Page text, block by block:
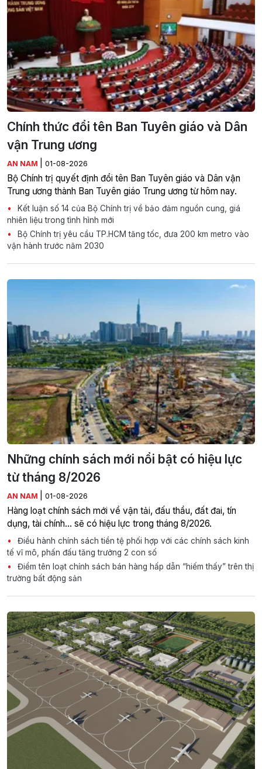
Chính thức đổi tên Ban Tuyên giáo và Dân
vận Trung ương
AN NAM 01-08-2026
Bộ Chính trị quyết định đổi tên Ban Tuyên giáo và Dân vận
Trung ương thành Ban Tuyên giáo Trung ương từ hôm nay.
Kết luận số 14 của Bộ Chính trị về bảo đảm nguồn cung, giá
nhiên liệu trong tình hình mới
Bộ Chính trị yêu cầu TP.HCM tăng tốc, đưa 200 km metro vào
vận hành trước năm 2030
Những chính sách mới nổi bật có hiệu lực
từ tháng 8/2026
AN NAM 01-08-2026
Hàng loạt chính sách mới về vận tải, đấu thầu, đất đai, tín
dụng, tài chính... sẽ có hiệu lực trong tháng 8/2026.
Điều hành chính sách tiền tệ phối hợp với các chính sách kinh
tế vĩ mô, phấn đấu tăng trưởng 2 con số
Điểm tên loạt chính sách bán hàng hấp dẫn “hiếm thấy” trên thị
trường bất động sản